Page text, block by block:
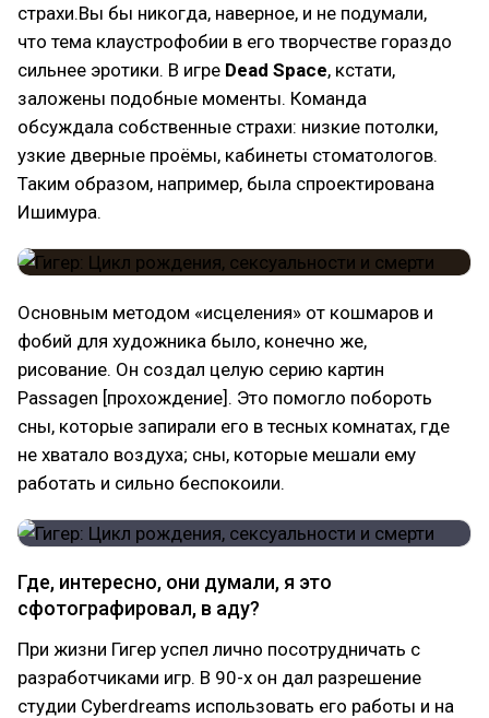
страхи.Вы бы никогда, наверное, и не подумали,
что тема клаустрофобии в его творчестве гораздо
сильнее эротики. В игре Dead Space, кстати,
заложены подобные моменты. Команда
обсуждала собственные страхи: низкие потолки,
узкие дверные проёмы, кабинеты стоматологов.
Таким образом, например, была спроектирована
Ишимура.
Основным методом «исцеления» от кошмаров и
фобий для художника было, конечно же,
рисование. Он создал целую серию картин
Passagen [прохождение]. Это помогло побороть
сны, которые запирали его в тесных комнатах, где
не хватало воздуха; сны, которые мешали ему
работать и сильно беспокоили.
Где, интересно, они думали, я это
сфотографировал, в аду?
При жизни Гигер успел лично посотрудничать с
разработчиками игр. В 90-х он дал разрешение
студии Cyberdreams использовать его работы и на